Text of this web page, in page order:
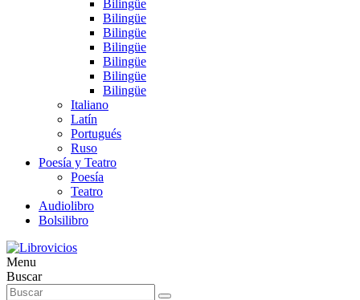
Bilingüe
Bilingüe
Bilingüe
Bilingüe
Bilingüe
Bilingüe
Bilingüe
Italiano
Latín
Portugués
Ruso
Poesía y Teatro
Poesía
Teatro
Audiolibro
Bolsilibro
Menu
Buscar